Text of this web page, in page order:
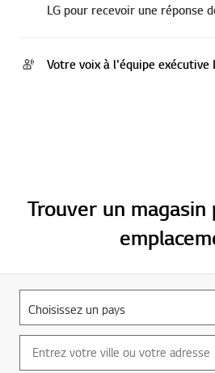
LG pour recevoir une réponse
Votre voix à l'équipe exécutive
Trouver un